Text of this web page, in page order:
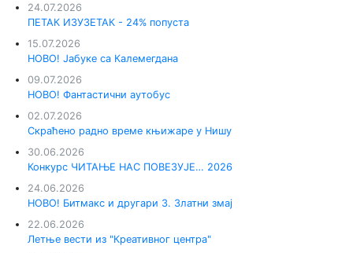
24.07.2026
ПЕТАК ИЗУЗЕТАК - 24% попуста
15.07.2026
НОВО! Јабуке са Калемегдана
09.07.2026
НОВО! Фантастични аутобус
02.07.2026
Скраћено радно време књижаре у Нишу
30.06.2026
Конкурс ЧИТАЊЕ НАС ПОВЕЗУЈЕ… 2026
24.06.2026
НОВО! Битмакс и другари 3. Златни змај
22.06.2026
Летње вести из "Креативног центра"